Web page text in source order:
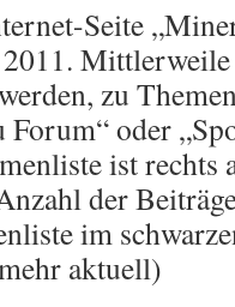
Seite
zu
oder
ist rechts
der
im
aktuell)